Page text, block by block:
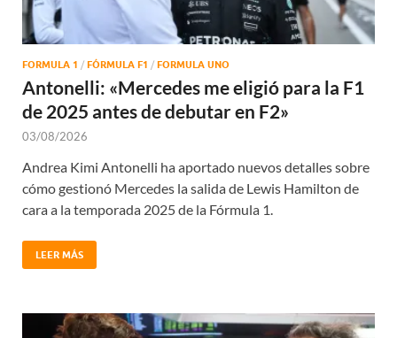
FORMULA 1 / FÓRMULA F1 / FORMULA UNO
Antonelli: «Mercedes me eligió para la F1
de 2025 antes de debutar en F2»
03/08/2026
Andrea Kimi Antonelli ha aportado nuevos detalles sobre
cómo gestionó Mercedes la salida de Lewis Hamilton de
cara a la temporada 2025 de la Fórmula 1.
LEER MÁS